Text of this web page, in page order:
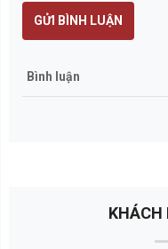
GỬI BÌNH LUẬN
Bình luận
KHÁCH